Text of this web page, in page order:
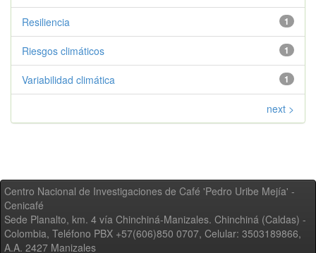
1
Resiliencia
1
Riesgos climáticos
1
Variabilidad climática
next >
Centro Nacional de Investigaciones de Café 'Pedro Uribe Mejía' -
Cenicafé
Sede Planalto, km. 4 vía Chinchiná-Manizales. Chinchiná (Caldas) -
Colombia, Teléfono PBX +57(606)850 0707, Celular: 3503189866,
A.A. 2427 Manizales